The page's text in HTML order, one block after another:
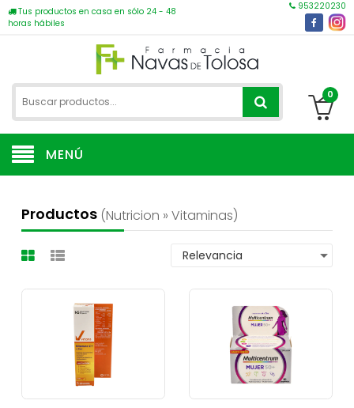
Tus productos en casa en sólo 24 - 48
horas hábiles
953220230
0
MENÚ
Productos (nutricion » Vitaminas)